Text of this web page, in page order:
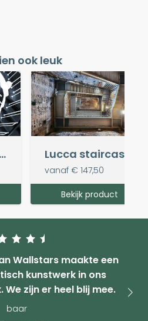
ook leuk
Symphony of Steps Lucca staircase
vanaf € 147,50
Bekijk product
Wallstars maakte een
kunstwerk in ons
zijn er heel blij mee.
baar